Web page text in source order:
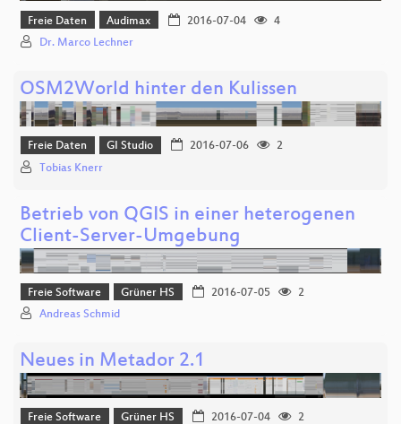
Freie Daten Audimax 2016-07-04
4
Dr. Marco Lechner
OSM2World hinter den Kulissen
Freie Daten GI Studio 2016-07-06
2
Tobias Knerr
Betrieb von QGIS in einer heterogenen
Client-Server-Umgebung
Freie Software Grüner HS 2016-07-05
2
Andreas Schmid
Neues in Metador 2.1
Freie Software Grüner HS 2016-07-04
2